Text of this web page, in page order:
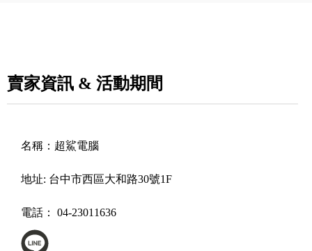
賣家資訊 & 活動期間
名稱： 超鯊電腦
地址: 台中市西區大和路30號1F
電話： 04-23011636